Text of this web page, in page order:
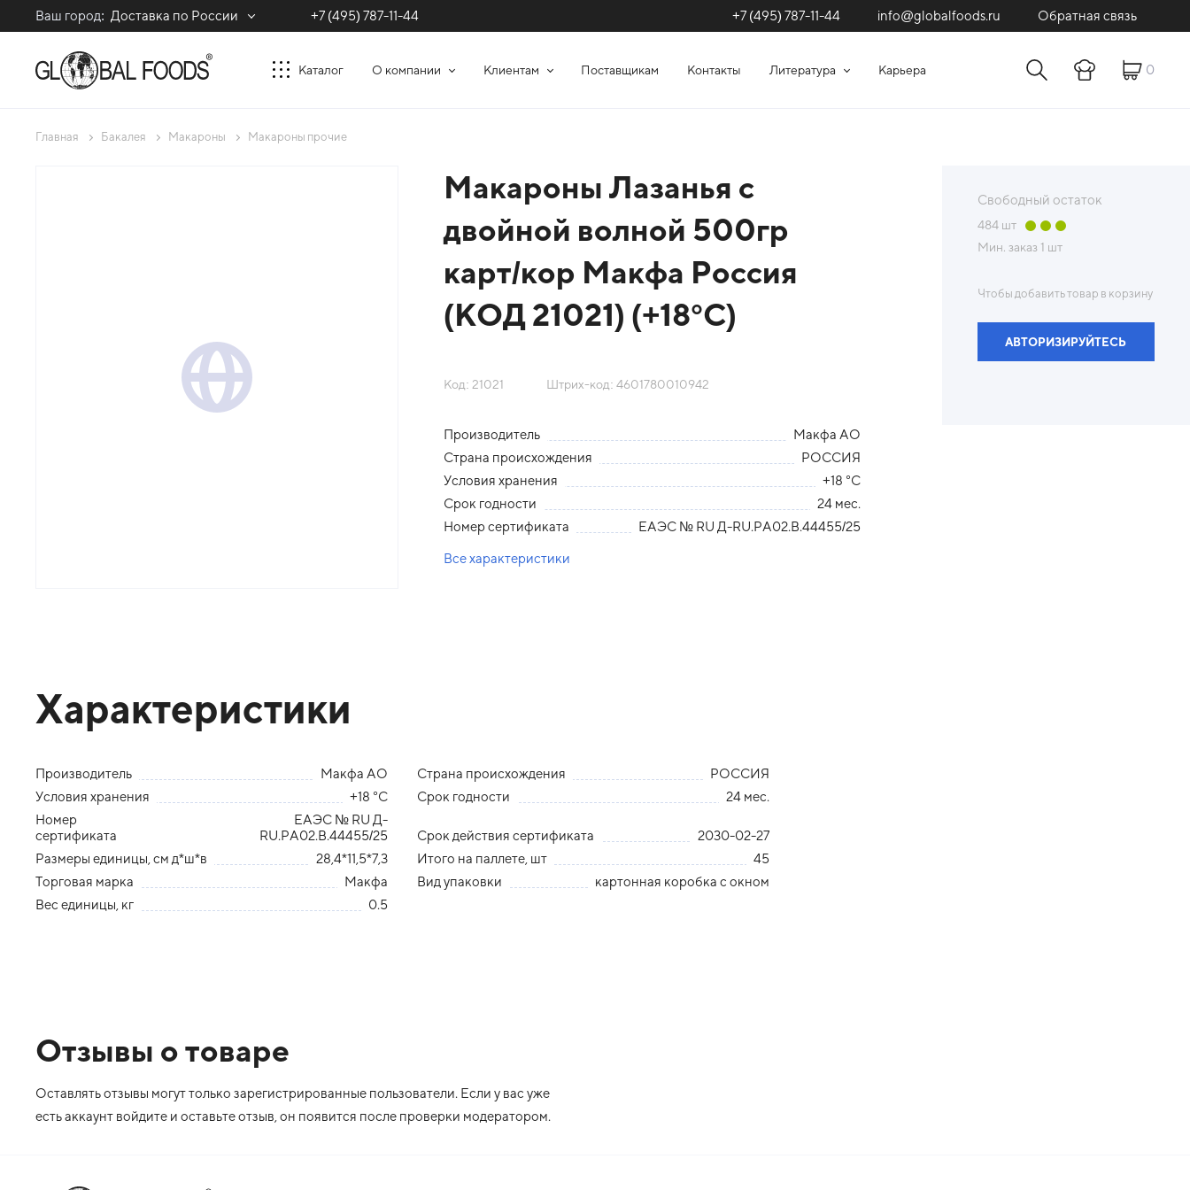
Ваш город: Доставка по России +7 (495) 787-11-44 +7 (495) 787-11-44 info@globalfoods.ru Обратная связь
Каталог О компании Клиентам Поставщикам Контакты Литература Карьера 0
Главная Бакалея Макароны Макароны прочие
Макароны Лазанья с
двойной волной 500гр
карт/кор Макфа Россия
(КОД 21021) (+18°С)
Код: 21021 Штрих-код: 4601780010942
Производитель
Макфа АО
Страна происхождения
РОССИЯ
Условия хранения
+18 °С
Срок годности
24 мес.
Номер сертификата
ЕАЭС № RU Д-RU.РА02.В.44455/25
Все характеристики
Характеристики
Производитель Макфа АО Страна происхождения
РОССИЯ
Условия хранения
+18 °С Срок годности
24 мес.
Номер
сертификата
ЕАЭС № RU Д-
RU.РА02.В.44455/25
Срок действия сертификата
2030-02-27
Размеры единицы, см д*ш*в
28,4*11,5*7,3 Итого на паллете, шт
45
Торговая марка
Макфа Вид упаковки
картонная коробка с окном
Вес единицы, кг
0.5
Отзывы о товаре
Оставлять отзывы могут только зарегистрированные пользователи. Если у вас уже
есть аккаунт войдите и оставьте отзыв, он появится после проверки модератором.
Свободный остаток
484шт
Мин. заказ 1 шт
Чтобы добавить товар в корзину
АВТОРИЗИРУЙТЕСЬ